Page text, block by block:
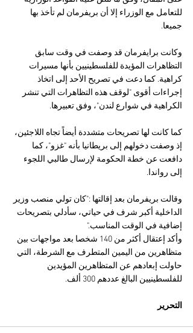
للتعامل مع الوزراء إلا أن بريفرمان لم تأخذ بها
جميعا.
وكانت برايفرمان قد وصفت في وقت سابق
التظاهرات المؤيدة للفلسطينيين بأنها مسيرات
كراهية. كما دعت في تصريح الأحد إلى اتخاذ
إجراءات أقوى "لوقف هذه التظاهرات التي تنشر
الكراهية في شوارع لندن"، وفق تعبيرها.
كما كانت لها تصريحات متشددة أيضاً تجاه اللاجئين،
إذ وصفت دخولهم إلى بريطانيا بأنه "غزو"، كما
دافعت عن خطة الحكومة لإرسال طالبي اللجوء
إلى رواندا.
وقالت بريفرمان بعد إقالتها :"كان تولي منصب وزير
الداخلية أكبر شرف في حياتي، سأدلي بتصريحات
إضافية في الوقت المناسب."
وأكد إعتقال أكثر من 140 شخصا بعد مواجهات بين
متظاهرين من اليمين المتطرف مع الشرطة، التي
حاولت إبعادهم عن المتظاهرين المؤيدين
للفلسطينيين البالغ عددهم 300 ألف.
التحرير